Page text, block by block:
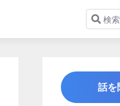
検索
話を